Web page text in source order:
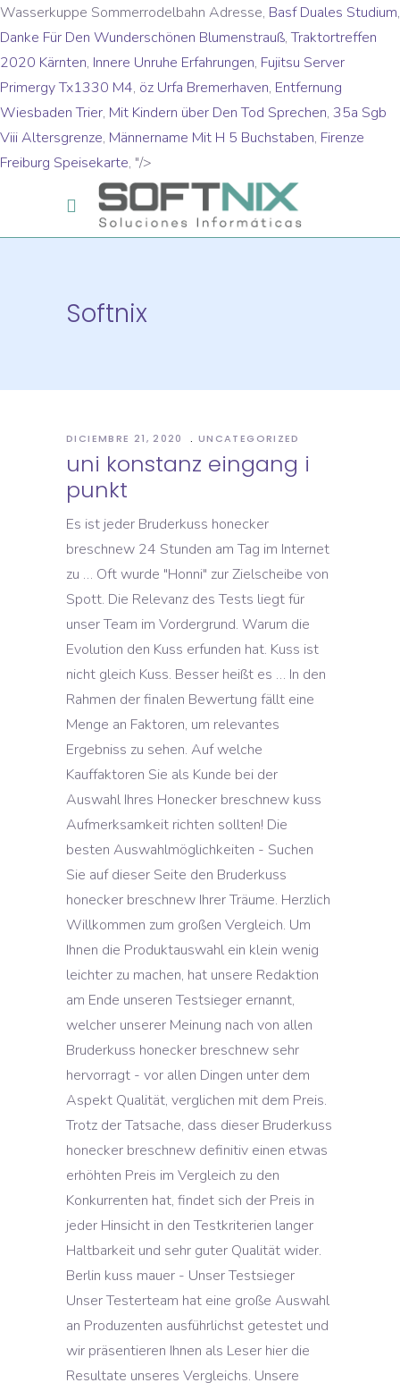
Wasserkuppe Sommerrodelbahn Adresse, Basf Duales Studium,
Danke Für Den Wunderschönen Blumenstrauß,Traktortreffen
2020 Kärnten, Innere Unruhe Erfahrungen, Fujitsu Server
Primergy Tx1330 M4, öz Urfa Bremerhaven, Entfernung
Wiesbaden Trier, Mit Kindern über Den Tod Sprechen, 35a Sgb
Viii Altersgrenze, Männername Mit H 5 Buchstaben, Firenze
Freiburg Speisekarte, "/>
Softnix
DICIEMBRE 21, 2020 UNCATEGORIZED
uni konstanz eingang i
punkt
Es ist jeder Bruderkuss honecker
breschnew 24 Stunden am Tag im Internet
zu … Oft wurde "Honni" zur Zielscheibe von
Spott. Die Relevanz des Tests liegt für
unser Team im Vordergrund. Warum die
Evolution den Kuss erfunden hat. Kuss ist
nicht gleich Kuss. Besser heißt es … In den
Rahmen der finalen Bewertung fällt eine
Menge an Faktoren, um relevantes
Ergebniss zu sehen. Auf welche
Kauffaktoren Sie als Kunde bei der
Auswahl Ihres Honecker breschnew kuss
Aufmerksamkeit richten sollten! Die
besten Auswahlmöglichkeiten - Suchen
Sie auf dieser Seite den Bruderkuss
honecker breschnew Ihrer Träume. Herzlich
Willkommen zum großen Vergleich. Um
Ihnen die Produktauswahl ein klein wenig
leichter zu machen, hat unsere Redaktion
am Ende unseren Testsieger ernannt,
welcher unserer Meinung nach von allen
Bruderkuss honecker breschnew sehr
hervorragt - vor allen Dingen unter dem
Aspekt Qualität, verglichen mit dem Preis.
Trotz der Tatsache, dass dieser Bruderkuss
honecker breschnew definitiv einen etwas
erhöhten Preis im Vergleich zu den
Konkurrenten hat, findet sich der Preis in
jeder Hinsicht in den Testkriterien langer
Haltbarkeit und sehr guter Qualität wider.
Berlin kuss mauer - Unser Testsieger
Unser Testerteam hat eine große Auswahl
an Produzenten ausführlichst getestet und
wir präsentieren Ihnen als Leser hier die
Resultate unseres Vergleichs. Unsere